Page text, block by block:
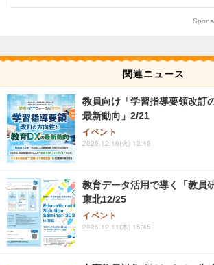
関連ニュース
教員向け「学習指導要領改訂
最新動向」2/21
イベント
2025.12.16(火) 13:45
教育データ活用で導く「教員
東北12/25
イベント
2025.12.11(木) 15:45